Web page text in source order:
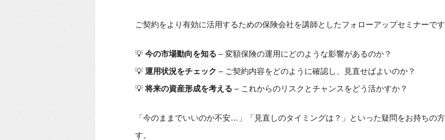
ご契約をより有効に活用するための保険会社を講師としたフォローアップセミナーで
💡 今の市場動向を知る – 変額保険の運用にどのような影響があるのか？
💡 運用状況をチェック – ご契約内容をどのように確認し、見直せばよいのか？
💡将来の資産形成を考える – これからのリスクとチャンスをどう活かすか？
「今のままでいいのか不安…」「見直しのタイミングは？」といった疑問をお持ちの
す。